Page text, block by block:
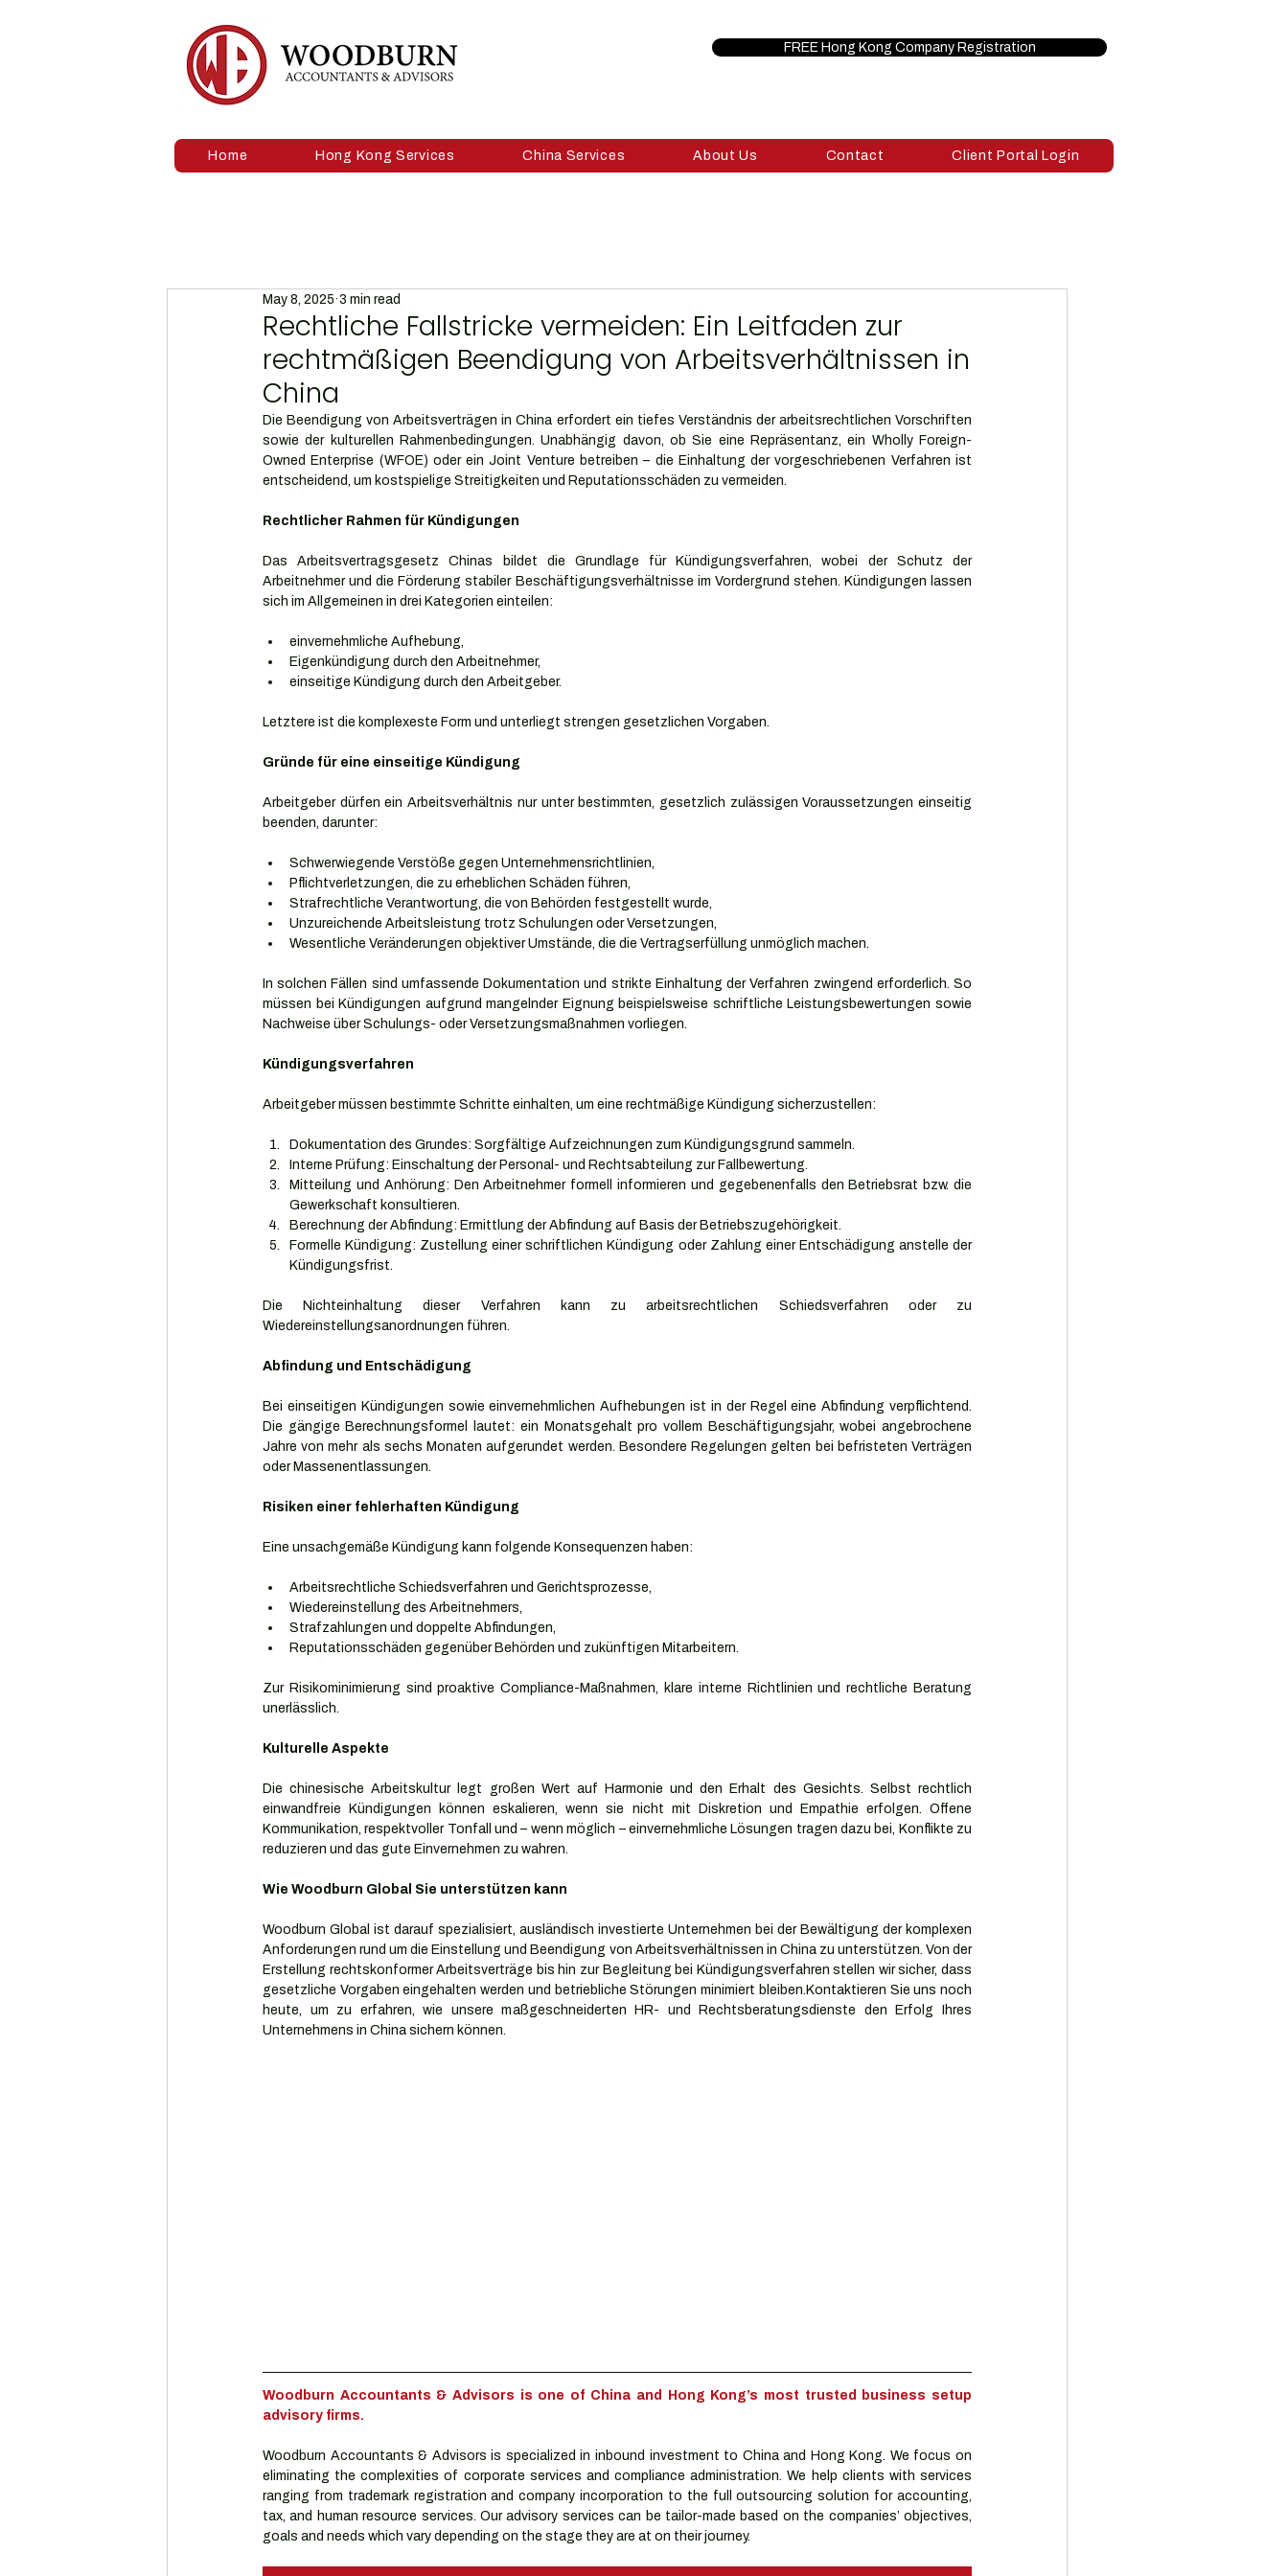
FREE Hong Kong Company Registration
Home Hong Kong Services China Services About Us Contact Client Portal Login
Rechtliche Fallstricke vermeiden: Ein Leitfaden zur
rechtmäßigen Beendigung von Arbeitsverhältnissen in
China
May 8, 2025 3 min read
Die Beendigung von Arbeitsverträgen in China erfordert ein tiefes Verständnis der arbeitsrechtlichen Vorschriften
sowie der kulturellen Rahmenbedingungen. Unabhängig davon, ob Sie eine Repräsentanz, ein Wholly Foreign-
Owned Enterprise (WFOE) oder ein Joint Venture betreiben – die Einhaltung der vorgeschriebenen Verfahren ist
entscheidend, um kostspielige Streitigkeiten und Reputationsschäden zu vermeiden.
Rechtlicher Rahmen für Kündigungen
Das Arbeitsvertragsgesetz Chinas bildet die Grundlage für Kündigungsverfahren, wobei der Schutz der
Arbeitnehmer und die Förderung stabiler Beschäftigungsverhältnisse im Vordergrund stehen. Kündigungen lassen
sich im Allgemeinen in drei Kategorien einteilen:
einvernehmliche Aufhebung,
Eigenkündigung durch den Arbeitnehmer,
einseitige Kündigung durch den Arbeitgeber.
Letztere ist die komplexeste Form und unterliegt strengen gesetzlichen Vorgaben.
Gründe für eine einseitige Kündigung
Arbeitgeber dürfen ein Arbeitsverhältnis nur unter bestimmten, gesetzlich zulässigen Voraussetzungen einseitig
beenden, darunter:
Schwerwiegende Verstöße gegen Unternehmensrichtlinien,
Pflichtverletzungen, die zu erheblichen Schäden führen,
Strafrechtliche Verantwortung, die von Behörden festgestellt wurde,
Unzureichende Arbeitsleistung trotz Schulungen oder Versetzungen,
Wesentliche Veränderungen objektiver Umstände, die die Vertragserfüllung unmöglich machen.
In solchen Fällen sind umfassende Dokumentation und strikte Einhaltung der Verfahren zwingend erforderlich. So
müssen bei Kündigungen aufgrund mangelnder Eignung beispielsweise schriftliche Leistungsbewertungen sowie
Nachweise über Schulungs- oder Versetzungsmaßnahmen vorliegen.
Kündigungsverfahren
Arbeitgeber müssen bestimmte Schritte einhalten, um eine rechtmäßige Kündigung sicherzustellen:
Dokumentation des Grundes: Sorgfältige Aufzeichnungen zum Kündigungsgrund sammeln.
Interne Prüfung: Einschaltung der Personal- und Rechtsabteilung zur Fallbewertung.
Mitteilung und Anhörung: Den Arbeitnehmer formell informieren und gegebenenfalls den Betriebsrat bzw. die
Gewerkschaft konsultieren.
Berechnung der Abfindung: Ermittlung der Abfindung auf Basis der Betriebszugehörigkeit.
Formelle Kündigung: Zustellung einer schriftlichen Kündigung oder Zahlung einer Entschädigung anstelle der
Kündigungsfrist.
Die Nichteinhaltung dieser Verfahren kann zu arbeitsrechtlichen Schiedsverfahren oder zu
Wiedereinstellungsanordnungen führen.
Abfindung und Entschädigung
Bei einseitigen Kündigungen sowie einvernehmlichen Aufhebungen ist in der Regel eine Abfindung verpflichtend.
Die gängige Berechnungsformel lautet: ein Monatsgehalt pro vollem Beschäftigungsjahr, wobei angebrochene
Jahre von mehr als sechs Monaten aufgerundet werden. Besondere Regelungen gelten bei befristeten Verträgen
oder Massenentlassungen.
Risiken einer fehlerhaften Kündigung
Eine unsachgemäße Kündigung kann folgende Konsequenzen haben:
Arbeitsrechtliche Schiedsverfahren und Gerichtsprozesse,
Wiedereinstellung des Arbeitnehmers,
Strafzahlungen und doppelte Abfindungen,
Reputationsschäden gegenüber Behörden und zukünftigen Mitarbeitern.
Zur Risikominimierung sind proaktive Compliance-Maßnahmen, klare interne Richtlinien und rechtliche Beratung
unerlässlich.
Kulturelle Aspekte
Die chinesische Arbeitskultur legt großen Wert auf Harmonie und den Erhalt des Gesichts. Selbst rechtlich
einwandfreie Kündigungen können eskalieren, wenn sie nicht mit Diskretion und Empathie erfolgen. Offene
Kommunikation, respektvoller Tonfall und – wenn möglich – einvernehmliche Lösungen tragen dazu bei, Konflikte zu
reduzieren und das gute Einvernehmen zu wahren.
Wie Woodburn Global Sie unterstützen kann
Woodburn Global ist darauf spezialisiert, ausländisch investierte Unternehmen bei der Bewältigung der komplexen
Anforderungen rund um die Einstellung und Beendigung von Arbeitsverhältnissen in China zu unterstützen. Von der
Erstellung rechtskonformer Arbeitsverträge bis hin zur Begleitung bei Kündigungsverfahren stellen wir sicher, dass
gesetzliche Vorgaben eingehalten werden und betriebliche Störungen minimiert bleiben.Kontaktieren Sie uns noch
heute, um zu erfahren, wie unsere maßgeschneiderten HR- und Rechtsberatungsdienste den Erfolg Ihres
Unternehmens in China sichern können.
Woodburn Accountants & Advisors is one of China and Hong Kong’s most trusted business setup
advisory firms.
Woodburn Accountants & Advisors is specialized in inbound investment to China and Hong Kong. We focus on
eliminating the complexities of corporate services and compliance administration. We help clients with services
ranging from trademark registration and company incorporation to the full outsourcing solution for accounting,
tax, and human resource services. Our advisory services can be tailor-made based on the companies’ objectives,
goals and needs which vary depending on the stage they are at on their journey.